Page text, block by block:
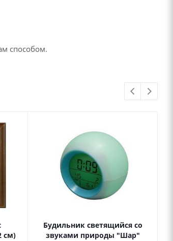
способом.
см)
Будильник светящийся со
звуками природы "Шар"